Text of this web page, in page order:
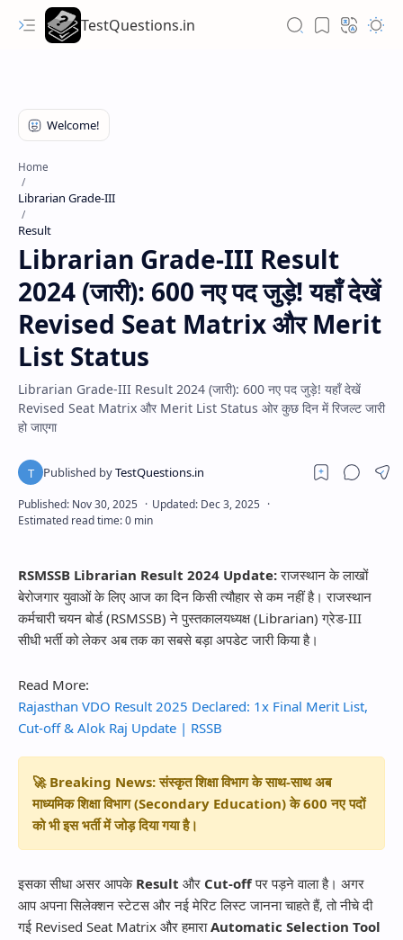
TestQuestions.in
Home
Librarian Grade-III
Result
Librarian Grade-III Result
2024 (जारी): 600 नए पद जुड़े! यहाँ देखें
Revised Seat Matrix और Merit
List Status
Librarian Grade-III Result 2024 (जारी): 600 नए पद जुड़े! यहाँ देखें
Revised Seat Matrix और Merit List Status ओर कुछ दिन में रिजल्ट जारी
हो जाएगा
RSMSSB Librarian Result 2024 Update:राजस्थान के लाखों
बेरोजगार युवाओं के लिए आज का दिन किसी त्यौहार से कम नहीं है। राजस्थान
कर्मचारी चयन बोर्ड (RSMSSB) ने पुस्तकालयध्यक्ष (Librarian) ग्रेड-III
सीधी भर्ती को लेकर अब तक का सबसे बड़ा अपडेट जारी किया है।
Read More:
Rajasthan VDO Result 2025 Declared: 1x Final Merit List,
Cut-off & Alok Raj Update | RSSB
🚀 Breaking News:संस्कृत शिक्षा विभाग के साथ-साथ अब
माध्यमिक शिक्षा विभाग (Secondary Education)के 600 नए पदों
को भी इस भर्ती में जोड़ दिया गया है।
इसका सीधा असर आपके Result और Cut-offपर पड़ने वाला है। अगर
आप अपना सिलेक्शन स्टेटस और नई मेरिट लिस्ट जानना चाहते हैं, तो नीचे दी
गई Revised Seat Matrix और हमाराAutomatic Selection Tool